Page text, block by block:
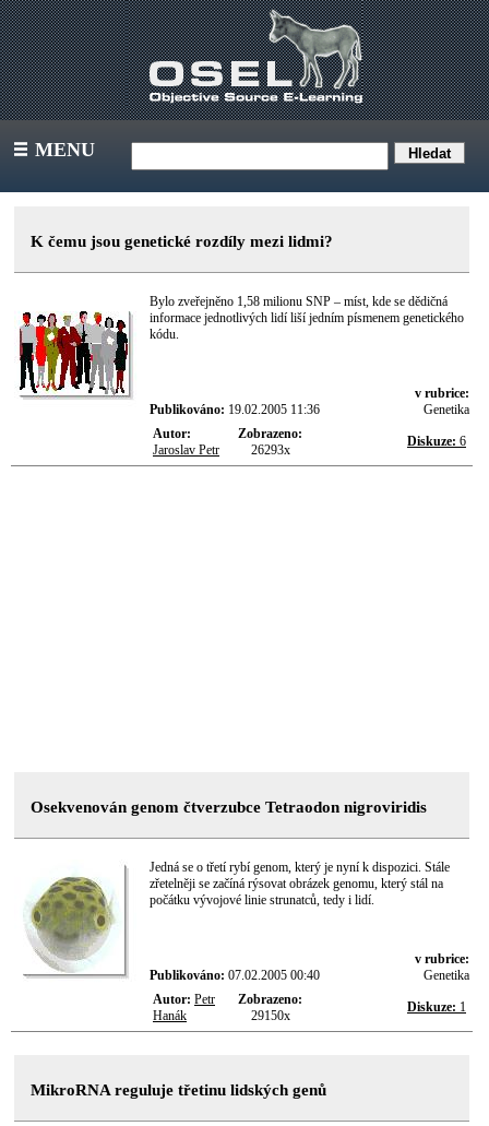
III MENU
K čemu jsou genetické rozdíly mezi lidmi?
Bylo zveřejněno 1,58 milionu SNP – míst, kde se dědičná
informace jednotlivých lidí liší jedním písmenem genetického
kódu.
Publikováno: 19.02.2005 11:36
v rubrice:
Genetika
Autor:
Jaroslav Petr
Zobrazeno:
26293x
Diskuze: 6
Osekvenován genom čtverzubce Tetraodon nigroviridis
Jedná se o třetí rybí genom, který je nyní k dispozici. Stále
zřetelněji se začíná rýsovat obrázek genomu, který stál na
počátku vývojové linie strunatců, tedy i lidí.
Publikováno: 07.02.2005 00:40
v rubrice:
Genetika
Autor: Petr
Hanák
Zobrazeno:
29150x
Diskuze: 1
MikroRNA reguluje třetinu lidských genů